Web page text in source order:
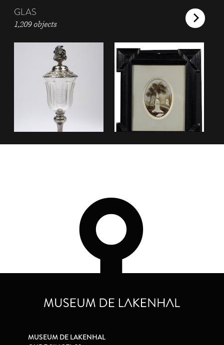
GLAS
1,209 objects
MUSEUM DE LAKENHAL